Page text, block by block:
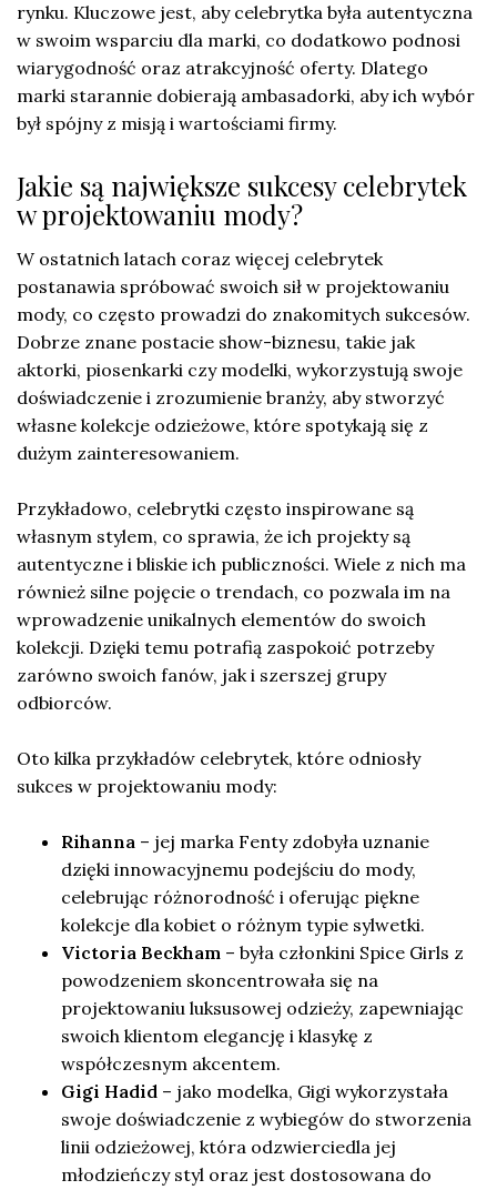
rynku. Kluczowe jest, aby celebrytka była autentyczna
w swoim wsparciu dla marki, co dodatkowo podnosi
wiarygodność oraz atrakcyjność oferty. Dlatego
marki starannie dobierają ambasadorki, aby ich wybór
był spójny z misją i wartościami firmy.
Jakie są największe sukcesy celebrytek
w projektowaniu mody?
W ostatnich latach coraz więcej celebrytek
postanawia spróbować swoich sił w projektowaniu
mody, co często prowadzi do znakomitych sukcesów.
Dobrze znane postacie show-biznesu, takie jak
aktorki, piosenkarki czy modelki, wykorzystują swoje
doświadczenie i zrozumienie branży, aby stworzyć
własne kolekcje odzieżowe, które spotykają się z
dużym zainteresowaniem.
Przykładowo, celebrytki często inspirowane są
własnym stylem, co sprawia, że ich projekty są
autentyczne i bliskie ich publiczności. Wiele z nich ma
również silne pojęcie o trendach, co pozwala im na
wprowadzenie unikalnych elementów do swoich
kolekcji. Dzięki temu potrafią zaspokoić potrzeby
zarówno swoich fanów, jak i szerszej grupy
odbiorców.
Oto kilka przykładów celebrytek, które odniosły
sukces w projektowaniu mody:
Rihanna – jej marka Fenty zdobyła uznanie
dzięki innowacyjnemu podejściu do mody,
celebrując różnorodność i oferując piękne
kolekcje dla kobiet o różnym typie sylwetki.
Victoria Beckham – była członkini Spice Girls z
powodzeniem skoncentrowała się na
projektowaniu luksusowej odzieży, zapewniając
swoich klientom elegancję i klasykę z
współczesnym akcentem.
Gigi Hadid – jako modelka, Gigi wykorzystała
swoje doświadczenie z wybiegów do stworzenia
linii odzieżowej, która odzwierciedla jej
młodzieńczy styl oraz jest dostosowana do